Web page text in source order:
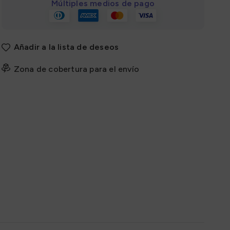
Múltiples medios de pago
Añadir a la lista de deseos
Zona de cobertura para el envío